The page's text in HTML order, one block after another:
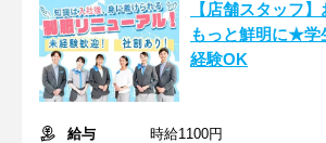
【店舗スタッフ
もっと鮮明に★学
経験OK
給与
時給1100円